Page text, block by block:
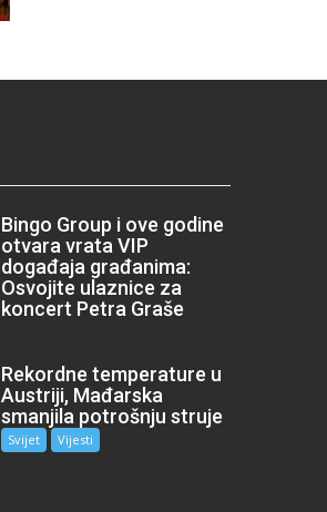
Bingo Group i ove godine
otvara vrata VIP
događaja građanima:
Osvojite ulaznice za
koncert Petra Graše
Rekordne temperature u
Austriji, Mađarska
smanjila potrošnju struje
Svijet Vijesti